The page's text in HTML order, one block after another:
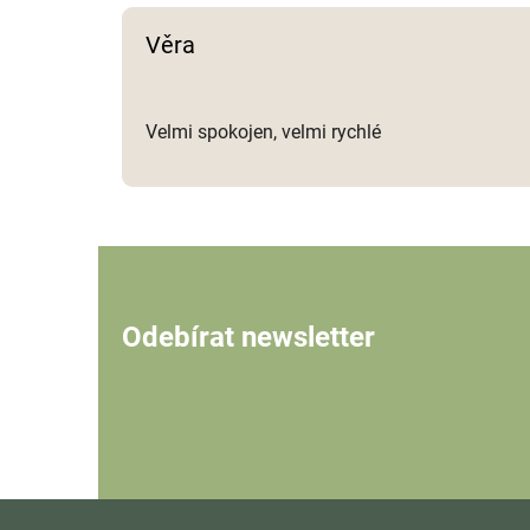
Věra
Velmi spokojen, velmi rychlé
Odebírat newsletter